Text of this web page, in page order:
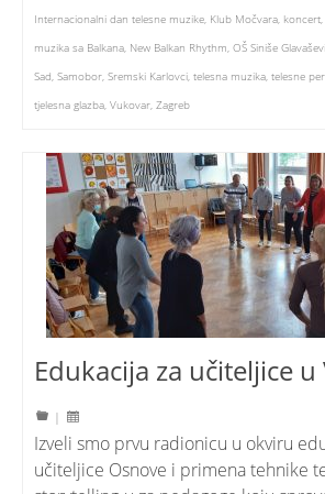
Internacionalni dan telesne muzike, Klub Močvara, koncert,
muzika sa Balkana, New Balkan Rhythm, OŠ Siniše
Sad, Samobor, Sremski Karlovci, telesna muzika, telesne
tjelesna glazba, Vukovar, Zagreb
Edukacija za učiteljice
|
Izveli smo prvu radionicu u okviru
učiteljice Osnove i primena tehnike